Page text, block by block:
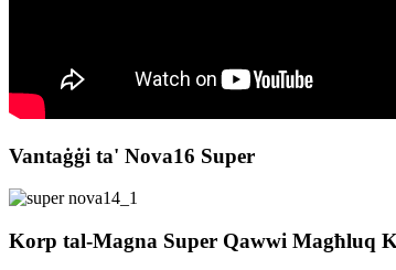
Vantaġġi ta' Nova16 Super
Korp tal-Magna Super Qawwi Magħluq